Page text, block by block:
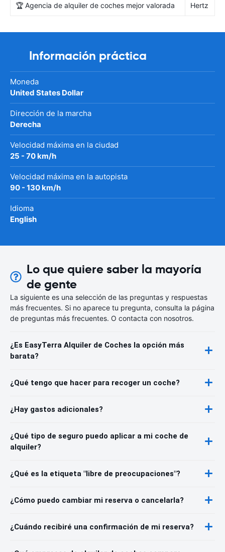
🏆 Agencia de alquiler de coches mejor valorada Hertz
Información práctica
Moneda
United States Dollar
Dirección de la marcha
Derecha
Velocidad máxima en la ciudad
25 - 70 km/h
Velocidad máxima en la autopista
90 - 130 km/h
Idioma
English
Lo que quiere saber la mayoría
de gente
La siguiente es una selección de las preguntas y respuestas
más frecuentes. Si no aparece tu pregunta, consulta la página
de preguntas más frecuentes. O contacta con nosotros.
¿Es EasyTerra Alquiler de Coches la opción más
barata?
¿Qué tengo que hacer para recoger un coche?
¿Hay gastos adicionales?
¿Qué tipo de seguro puedo aplicar a mi coche de
alquiler?
¿Qué es la etiqueta "libre de preocupaciones"?
¿Cómo puedo cambiar mi reserva o cancelarla?
¿Cuándo recibiré una confirmación de mi reserva?